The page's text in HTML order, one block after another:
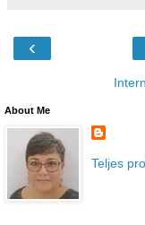
‹
About Me
Teljes